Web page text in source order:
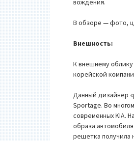
вождения.
В обзоре — фото,
Внешность:
К внешнему
корейской
Данный дизайнер
Sportage. Во
современных KIA.
образа
решетка получила